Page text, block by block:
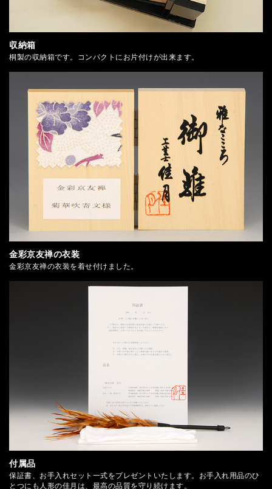
収納箱
桐製の収納箱です。コンパクトにお片付けが出来ます。
金彩京友禅の衣装
金彩京友禅の衣装を着せ付けました。
付属品
保証書、お手入れセット一式をプレゼントいたします。お手入れ用品のひ
とつにも人形の佳月は、最高の品質を守り続けます。